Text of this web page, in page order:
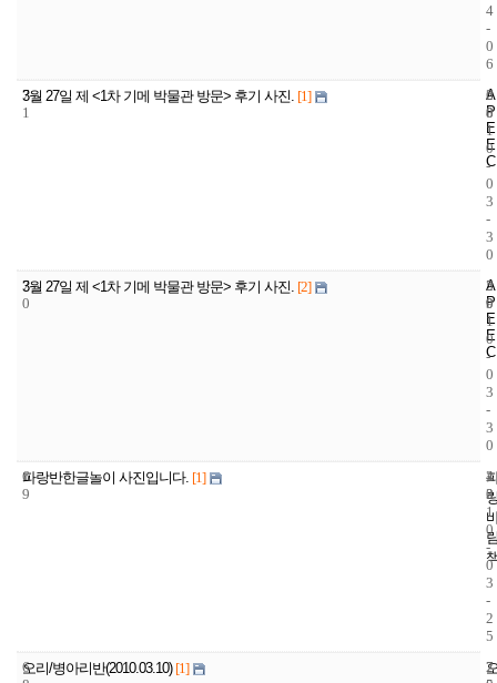
4
-
0
6
7
1
3월 27일 제 <1차 기메 박물관 방문> 후기 사진. [1]
A
P
E
E
C
6
8
2
0
1
0
-
0
3
-
3
0
7
0
3월 27일 제 <1차 기메 박물관 방문> 후기 사진. [2]
A
P
E
E
C
5
9
2
0
1
0
-
0
3
-
3
0
6
9
파랑반한글놀이 사진입니다. [1]
4
3
2
0
1
0
-
0
3
-
2
5
6
오리/병아리반(2010.03.10) [1]
7
2